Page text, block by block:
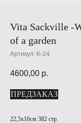
Vita Sackville -
of a garden
Артикул: K-24
4600,00 р.
ПРЕДЗАКАЗ
22,5x16см 382 стр.